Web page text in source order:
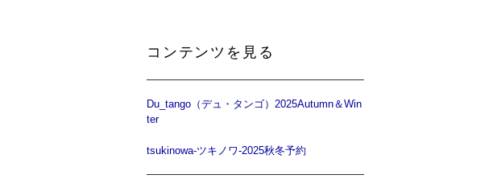
コンテンツを見る
Du_tango（デュ・タンゴ）2025Autumn＆Win
ter
tsukinowa-ツキノワ-2025秋冬予約